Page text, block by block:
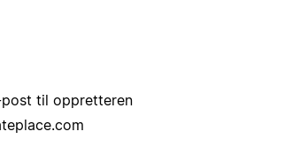
post til oppretteren